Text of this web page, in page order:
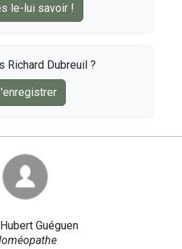
le-lui savoir !
Richard Dubreuil ?
Guéguen